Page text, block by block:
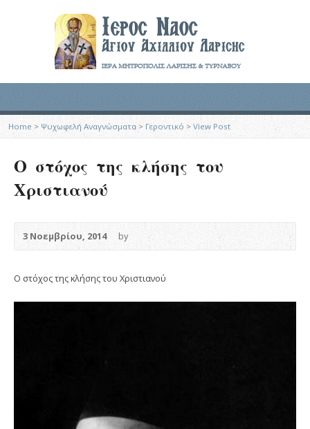
Home > Ψυχωφελή Αναγνώσματα> Γεροντικό >View Post
Ο στόχος της κλήσης του
Χριστιανού
3 Νοεμβρίου, 2014 by
Ο στόχος της κλήσης του Χριστιανού